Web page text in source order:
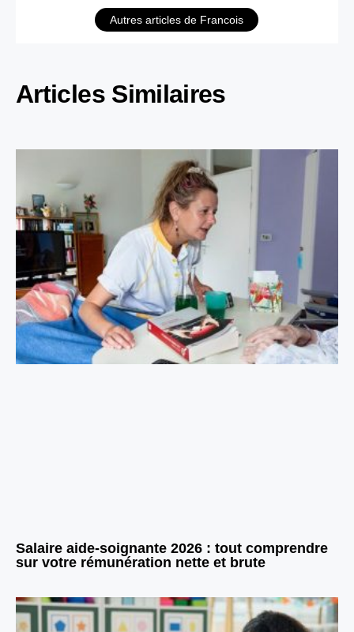
Autres articles de Francois
Articles Similaires
Salaire aide-soignante 2026 : tout comprendre
sur votre rémunération nette et brute